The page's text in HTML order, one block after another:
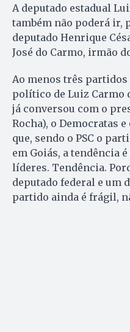
A deputado estadual
também não poderá ir,
deputado Henrique
José do Carmo, irmão
Ao menos três
político de Luiz Carmo
já conversou com o
Rocha), o Democratas e
que, sendo o PSC o
em Goiás, a tendência
líderes. Tendência.
deputado federal e um
partido ainda é frágil,